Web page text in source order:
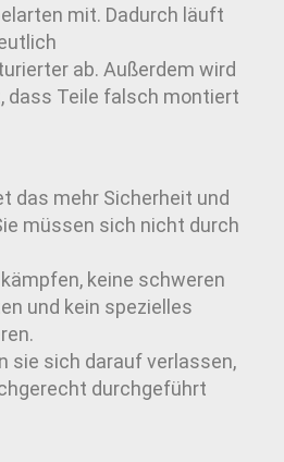
mit. Dadurch läuft
ab. Außerdem wird
dass Teile falsch montiert
das mehr Sicherheit und
müssen sich nicht durch
keine schweren
und kein spezielles
sie sich darauf verlassen,
durchgeführt